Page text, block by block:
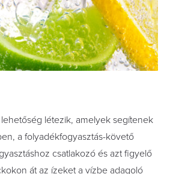
létezik, amelyek segítenek
a folyadékfogyasztás-követő
csatlakozó és azt figyelő
át az ízeket a vízbe adagoló